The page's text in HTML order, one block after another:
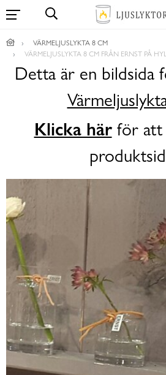
VÄRMELJUSLYKTA 8 CM
VÄRMELJUSLYKTA 8 CM FRÅN ERNST PÅ
Detta är en bildsida
Klicka härför att